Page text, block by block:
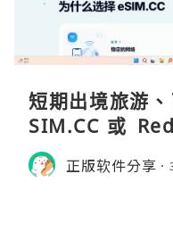
短期出境旅游
SIM.CC 或
货。需要“当地
打车、外卖、
正版软件分享